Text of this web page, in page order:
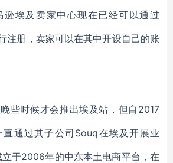
逊埃及卖家中心现在已经可以通过
注册，卖家可以在其中开设自己的账
些时候才会推出埃及站，但自 2017
通过其子公司Souq在埃及开展业
于2006年的中东本土电商平台，在